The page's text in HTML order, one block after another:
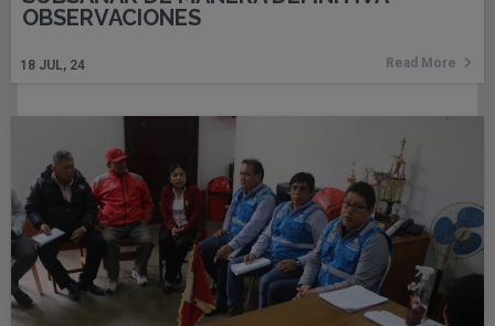
OBSERVACIONES
18 JUL, 24 Read More